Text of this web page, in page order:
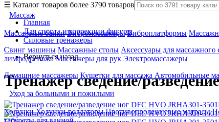
☰ Каталог товаров более 3790 товаров
Массаж
Массажные банки Вибромассажеры Виброплатформы
Свинг машины Массажные столы Аксессуары для массажного
лимфодренажа Массажеры для рук Электромассажеры
Домашние массажеры Кушетки для массажа Автомобильные
Уход за больными и пожилыми
ХодункиХодунки-роллаторы Противопролежневые матрасы
табуреты для ванной
Главная
Для спорта и коррекции фигуры
Силовые тренажеры
Вернуться назад
Тренажер сведение/